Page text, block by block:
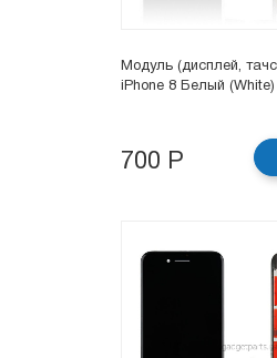
Модуль (дисплей,
iPhone 8 Белый (White)
700 Р